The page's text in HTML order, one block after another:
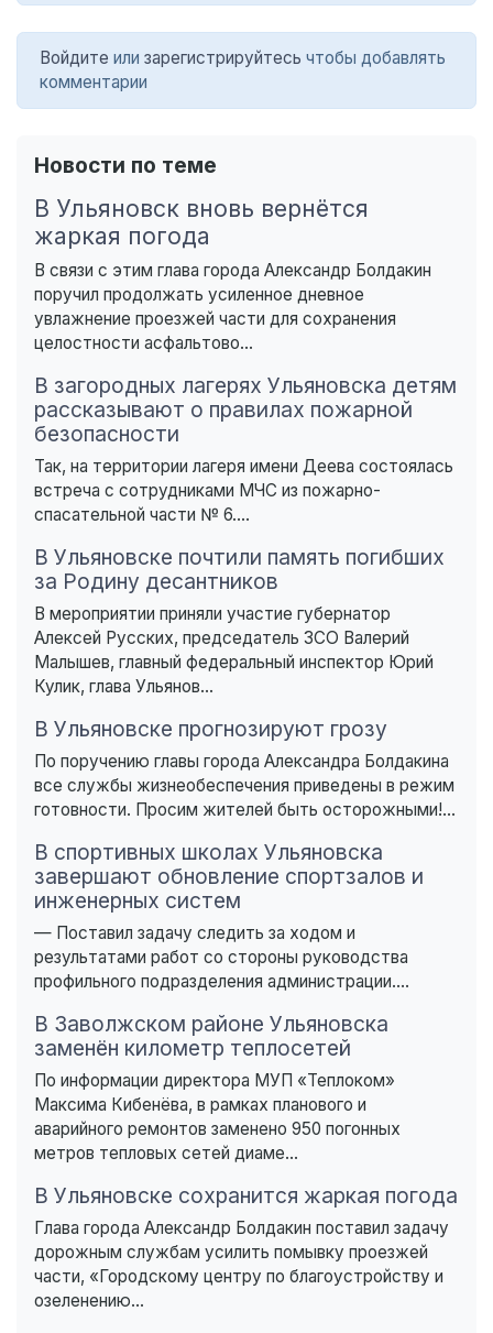
Войдите или зарегистрируйтесь чтобы добавлять
комментарии
Новости по теме
В Ульяновск вновь вернётся
жаркая погода
В связи с этим глава города Александр Болдакин
поручил продолжать усиленное дневное
увлажнение проезжей части для сохранения
целостности асфальтово...
В загородных лагерях Ульяновска детям
рассказывают о правилах пожарной
безопасности
Так, на территории лагеря имени Деева состоялась
встреча с сотрудниками МЧС из пожарно-
спасательной части № 6....
В Ульяновске почтили память погибших
за Родину десантников
В мероприятии приняли участие губернатор
Алексей Русских, председатель ЗСО Валерий
Малышев, главный федеральный инспектор Юрий
Кулик, глава Ульянов...
В Ульяновске прогнозируют грозу
По поручению главы города Александра Болдакина
все службы жизнеобеспечения приведены в режим
готовности. Просим жителей быть осторожными!...
В спортивных школах Ульяновска
завершают обновление спортзалов и
инженерных систем
— Поставил задачу следить за ходом и
результатами работ со стороны руководства
профильного подразделения администрации....
В Заволжском районе Ульяновска
заменён километр теплосетей
По информации директора МУП «Теплоком»
Максима Кибенёва, в рамках планового и
аварийного ремонтов заменено 950 погонных
метров тепловых сетей диаме...
В Ульяновске сохранится жаркая погода
Глава города Александр Болдакин поставил задачу
дорожным службам усилить помывку проезжей
части, «Городскому центру по благоустройству и
озеленению...